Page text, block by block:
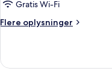
værelse
(Japanese
Style
4
Gratis Wi-Fi
Flere oplysninger
Flere
værelse